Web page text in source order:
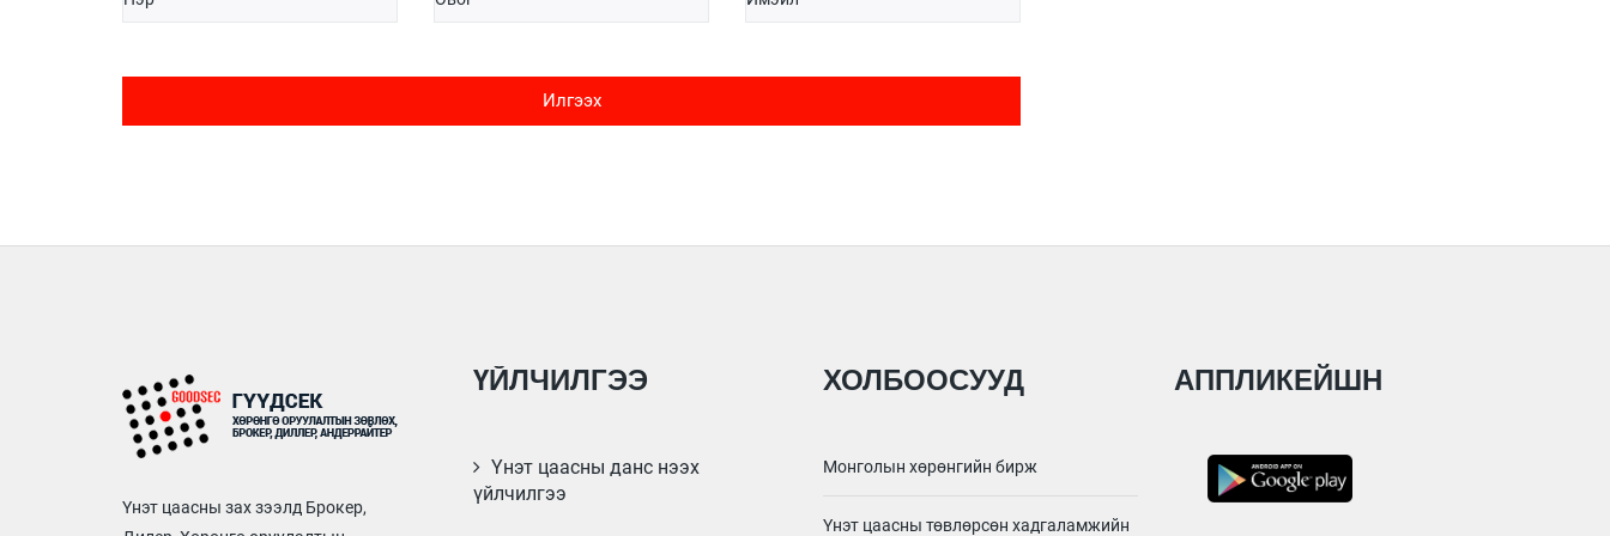
Илгээх
Үнэт цаасны зах зээлд Брокер,
ҮЙЛЧИЛГЭЭ
Үнэт цаасны данс нээх
үйлчилгээ
ХОЛБООСУУД
Монголын хөрөнгийн бирж
Үнэт цаасны төвлөрсөн хадгаламжийн
АППЛИКЕЙШН